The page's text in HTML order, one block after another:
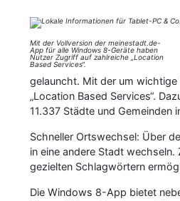
Mit der Vollversion der meinestadt.de-
App für alle Windows 8-Geräte haben
Nutzer Zugriff auf zahlreiche „Location
Based Services“.
gelauncht. Mit der um
„Location Based Services“.
11.337 Städte und Gemeinden
Schneller Ortswechsel: Über
in eine andere Stadt
gezielten Schlagwörtern
Die Windows 8-App bietet